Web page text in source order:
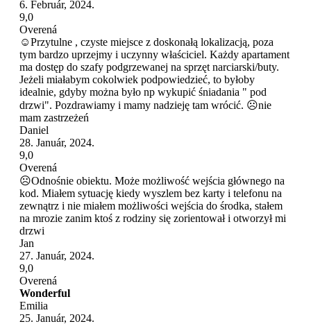
6. Február, 2024.
9,0
Overená
☺Przytulne , czyste miejsce z doskonałą lokalizacją, poza
tym bardzo uprzejmy i uczynny właściciel. Każdy apartament
ma dostęp do szafy podgrzewanej na sprzęt narciarski/buty.
Jeżeli miałabym cokolwiek podpowiedzieć, to byłoby
idealnie, gdyby można było np wykupić śniadania " pod
drzwi". Pozdrawiamy i mamy nadzieję tam wrócić. ☹nie
mam zastrzeżeń
Daniel
28. Január, 2024.
9,0
Overená
☹Odnośnie obiektu. Może możliwość wejścia głównego na
kod. Miałem sytuację kiedy wyszlem bez karty i telefonu na
zewnątrz i nie miałem możliwości wejścia do środka, stałem
na mrozie zanim ktoś z rodziny się zorientował i otworzył mi
drzwi
Jan
27. Január, 2024.
9,0
Overená
Wonderful
Emilia
25. Január, 2024.